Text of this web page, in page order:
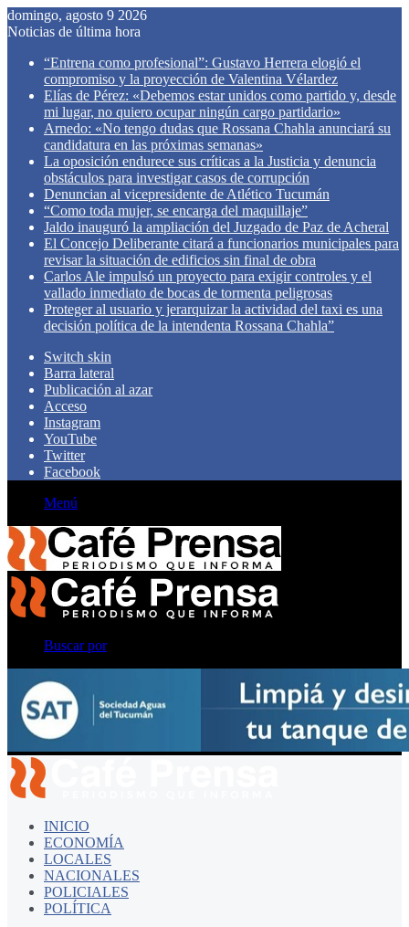
domingo, agosto 9 2026
Noticias de última hora
“Entrena como profesional”: Gustavo Herrera elogió el
compromiso y la proyección de Valentina Vélardez
Elías de Pérez: «Debemos estar unidos como partido y, desde
mi lugar, no quiero ocupar ningún cargo partidario»
Arnedo: «No tengo dudas que Rossana Chahla anunciará su
candidatura en las próximas semanas»
La oposición endurece sus críticas a la Justicia y denuncia
obstáculos para investigar casos de corrupción
Denuncian al vicepresidente de Atlético Tucumán
“Como toda mujer, se encarga del maquillaje”
Jaldo inauguró la ampliación del Juzgado de Paz de Acheral
El Concejo Deliberante citará a funcionarios municipales para
revisar la situación de edificios sin final de obra
Carlos Ale impulsó un proyecto para exigir controles y el
vallado inmediato de bocas de tormenta peligrosas
Proteger al usuario y jerarquizar la actividad del taxi es una
decisión política de la intendenta Rossana Chahla”
Switch skin
Barra lateral
Publicación al azar
Acceso
Instagram
YouTube
Twitter
Facebook
Menú
Buscar por
INICIO
ECONOMÍA
LOCALES
NACIONALES
POLICIALES
POLÍTICA